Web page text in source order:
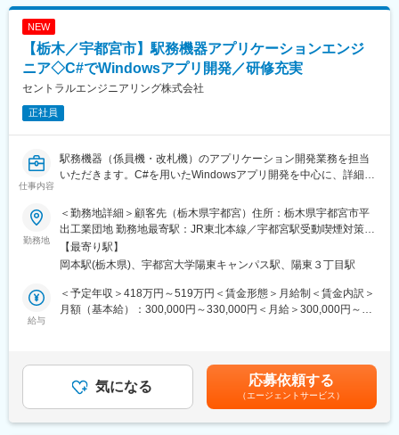
・試作～資材調達～開発設計～製造（自社工場）とワンストップ
変更の範囲：会社の定める業務
◇図面、仕様の確認
◇動作試験、現場調整
・完成したプログラムが実機で動くかのテスト走行（現場立会）
◇不具合対応、メンテナンス
・稼働後のシステム改修やトラブルシューティング
◇報告書作成
・動作確認結果のまとめや、付随するドキュメント作成
■キャリア成長の機会：
・プロパーの方からの指導を手厚く受けられます。
■自社のエンジニア育成機関「A-LABO」：
・先端をゆく技術が求められる場に身をおくエンジニアのため
「A-LABO」という独自の育成機関・施設を用意し、知識・スキル
ャリアアップセミナー、エンジニア交流などを行えるスペースで
す。
ヒューマンスキルの両軸で育成に取り組んでいます。また「A-
LABO」はカフェのような落ち着いた空間設計で、自習の場として
自由に利用しているエンジニアも多数。今後もさらに充実させて
いく方針です。
NEW
【栃木／宇都宮市】駅務機器アプリケーションエンジ
ニア◇C#でWindowsアプリ開発／研修充実
セントラルエンジニアリング株式会社
正社員
仕事内容
駅務機器（係員機・改札機）のアプリケーション開発業務を担当
いただきます。C#を用いたWindowsアプリ開発を中心に、詳細設
開発だけでなく、機器制御や運賃計算ロジックにも関与し、社会
インフラを支えるシステム開発に貢献できるポジションです。
■具体的な業務内容：
・係員機または改札機アプリケーションの詳細設計・実装
・C#によるWindowsアプリ（GUI・制御）の開発・改修
・マイコン向けアプリケーションの開発（※一部案件）
・実機を使用した動作確認およびテスト業務
■当社の魅力：
◎教育研修制度
自社研修施設では、各分野で豊富な経験を持つエキスパート講師
勤務地
＜勤務地詳細＞顧客先（栃木県宇都宮）住所：栃木県宇都宮市平
出工業団地 勤務地最寄駅：JR東北本線／宇都宮駅受動喫煙対策：
屋内全面禁煙変更の範囲：会社の定める事業所（リモートワーク
含む）
【最寄り駅】
岡本駅(栃木県)、宇都宮大学陽東キャンパス駅、陽東３丁目駅
給与
＜予定年収＞418万円～519万円＜賃金形態＞月給制＜賃金内訳＞
月額（基本給）：300,000円～330,000円＜月給＞300,000円～
じて上下する可能性があります。月給(月額)は固定手当を含めた表
記です。気になる 応募依頼する
（エージェントサービス）